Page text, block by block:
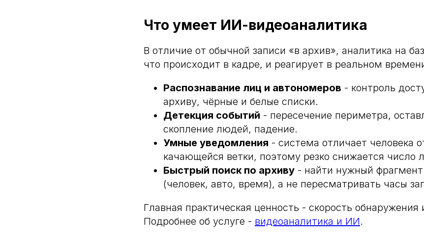
Что умеет ИИ-видеоаналитика
В отличие от обычной записи «в архив», аналитика на
что происходит в кадре, и реагирует в реальном
Распознавание лиц и автономеров - контроль
архиву, чёрные и белые списки.
Детекция событий - пересечение периметра,
скопление людей, падение.
Умные уведомления - система отличает человека
качающейся ветки, поэтому резко снижается число
Быстрый поиск по архиву - найти нужный фрагмент
(человек, авто, время), а не пересматривать часы
Главная практическая ценность - скорость обнаружения
Подробнее об услуге - видеоаналитика и ИИ.